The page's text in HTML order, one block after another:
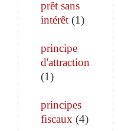
prêt sans
intérêt (1)
principe
d'attraction
(1)
principes
fiscaux (4)